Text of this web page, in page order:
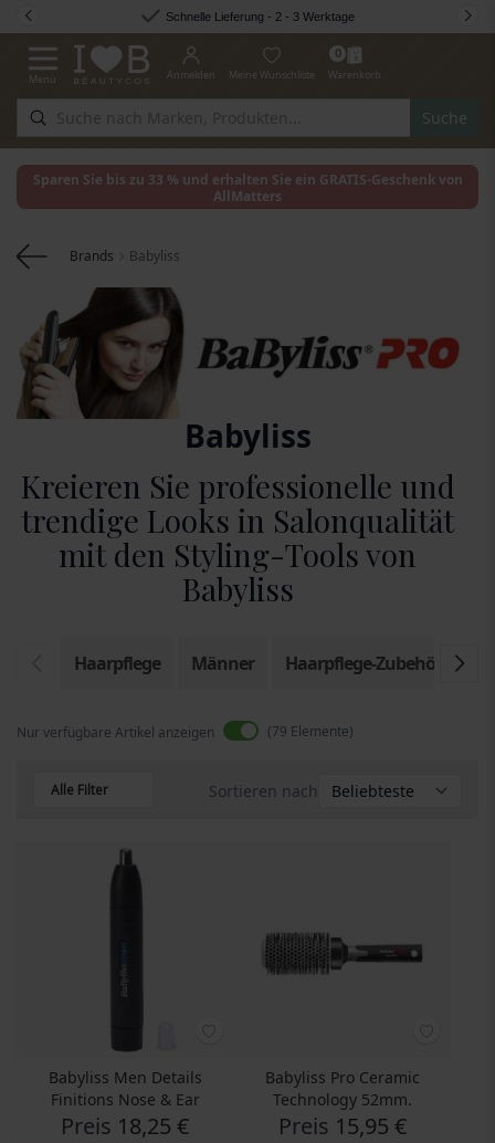
Zum Inhalt springen Schnelle Lieferung - 2 - 3 Werktage
Navigation umschalten
Menü
Suche
Anmelden Meine Wunschliste
0
Warenkorb
Sparen Sie bis zu 33 % und erhalten Sie ein GRATIS-Geschenk von
AllMatters
Brands Babyliss
Babyliss
Kreieren Sie professionelle und
trendige Looks in Salonqualität
mit den Styling-Tools von
Babyliss
Haarpflege Männer Haarpflege-Zubehör
Nur verfügbare Artikel anzeigen 79 Elemente
Alle Filter Sortieren nach
Babyliss Men Details
Finitions Nose & Ear
Preis 18,25 €
Babyliss Pro Ceramic
Technology 52mm.
Preis 15,95 €